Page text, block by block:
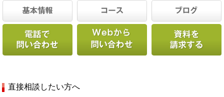
直接相談したい方へ